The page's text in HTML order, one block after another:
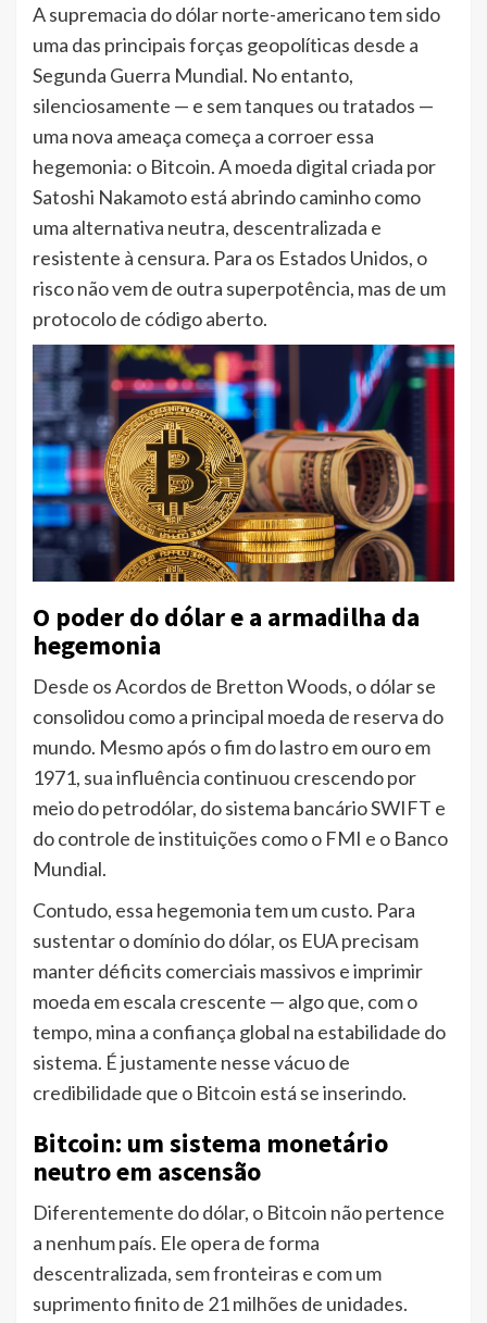
A supremacia do dólar norte-americano tem sido
uma das principais forças geopolíticas desde a
Segunda Guerra Mundial. No entanto,
silenciosamente — e sem tanques ou tratados —
uma nova ameaça começa a corroer essa
hegemonia: o Bitcoin. A moeda digital criada por
Satoshi Nakamoto está abrindo caminho como
uma alternativa neutra, descentralizada e
resistente à censura. Para os Estados Unidos, o
risco não vem de outra superpotência, mas de um
protocolo de código aberto.
O poder do dólar e a armadilha da
hegemonia
Desde os Acordos de Bretton Woods, o dólar se
consolidou como a principal moeda de reserva do
mundo. Mesmo após o fim do lastro em ouro em
1971, sua influência continuou crescendo por
meio do petrodólar, do sistema bancário SWIFT e
do controle de instituições como o FMI e o Banco
Mundial.
Contudo, essa hegemonia tem um custo. Para
sustentar o domínio do dólar, os EUA precisam
manter déficits comerciais massivos e imprimir
moeda em escala crescente — algo que, com o
tempo, mina a confiança global na estabilidade do
sistema. É justamente nesse vácuo de
credibilidade que o Bitcoin está se inserindo.
Bitcoin: um sistema monetário
neutro em ascensão
Diferentemente do dólar, o Bitcoin não pertence
a nenhum país. Ele opera de forma
descentralizada, sem fronteiras e com um
suprimento finito de 21 milhões de unidades.